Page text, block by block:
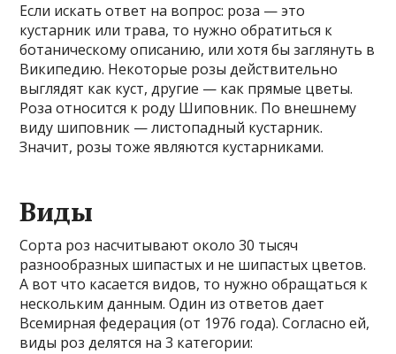
Если искать ответ на вопрос: роза — это
кустарник или трава, то нужно обратиться к
ботаническому описанию, или хотя бы заглянуть в
Википедию. Некоторые розы действительно
выглядят как куст, другие — как прямые цветы.
Роза относится к роду Шиповник. По внешнему
виду шиповник — листопадный кустарник.
Значит, розы тоже являются кустарниками.
Виды
Сорта роз насчитывают около 30 тысяч
разнообразных шипастых и не шипастых цветов.
А вот что касается видов, то нужно обращаться к
нескольким данным. Один из ответов дает
Всемирная федерация (от 1976 года). Согласно ей,
виды роз делятся на 3 категории: